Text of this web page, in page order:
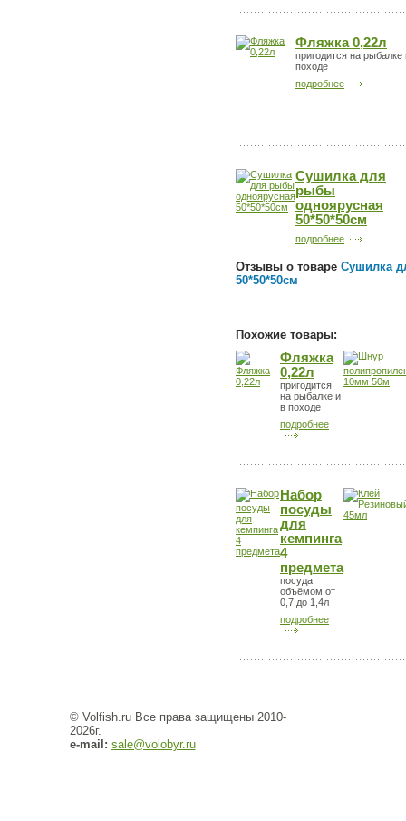
Фляжка 0,22л
пригодится на рыбалке
походе
подробнее
Сушилка для
рыбы
одноярусная
50*50*50см
подробнее
Отзывы о товаре Сушилка
50*50*50см
Похожие товары:
Фляжка
0,22л
пригодится
на рыбалке и
в походе
подробнее
Набор
посуды
для
кемпинга
4
предмета
посуда
объёмом от
0,7 до 1,4л
подробнее
© Volfish.ru Все права защищены 2010-
2026г.
e-mail: sale@volobyr.ru